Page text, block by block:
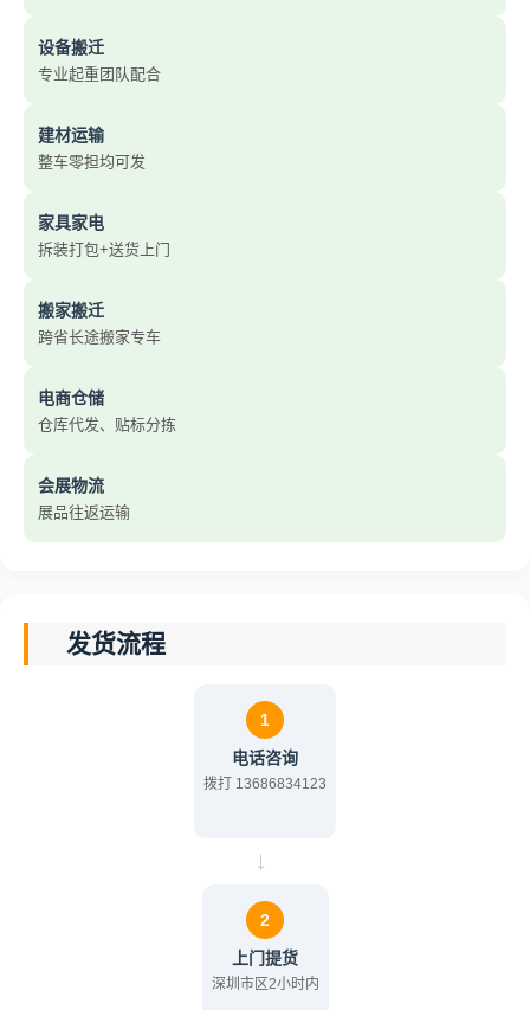
设备搬迁
专业起重团队配合
建材运输
整车零担均可发
家具家电
拆装打包+送货上门
搬家搬迁
跨省长途搬家专车
电商仓储
仓库代发、贴标分拣
会展物流
展品往返运输
发货流程
1
电话咨询
拨打 13686834123
→
2
上门提货
深圳市区2小时内